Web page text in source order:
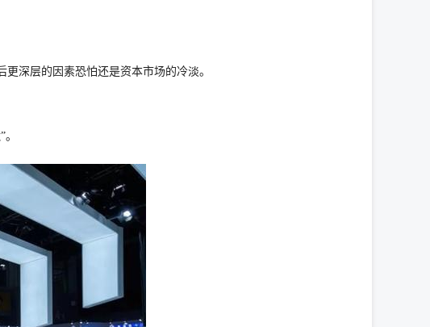
深层的因素恐怕还是资本市场的冷淡。